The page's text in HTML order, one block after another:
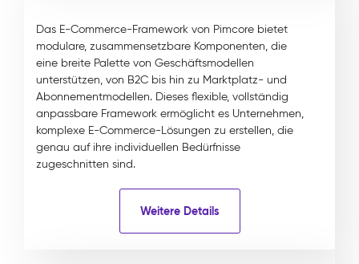
Das E-Commerce-Framework von Pimcore bietet
modulare, zusammensetzbare Komponenten, die
eine breite Palette von Geschäftsmodellen
unterstützen, von B2C bis hin zu Marktplatz- und
Abonnementmodellen. Dieses flexible, vollständig
anpassbare Framework ermöglicht es Unternehmen,
komplexe E-Commerce-Lösungen zu erstellen, die
genau auf ihre individuellen Bedürfnisse
zugeschnitten sind.
Weitere Details